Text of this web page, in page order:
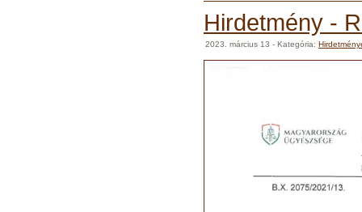
Hirdetmény -
2023. március 13 - Kategória: